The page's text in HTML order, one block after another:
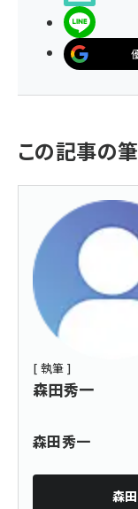
この記事の
[ 執筆 ]
森田秀一
森田秀一
森